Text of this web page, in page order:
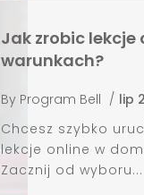
Jak zrobic
warunkach?
By Program Bell / lip
Chcesz szybko
lekcje online w
Zacznij od wyboru...